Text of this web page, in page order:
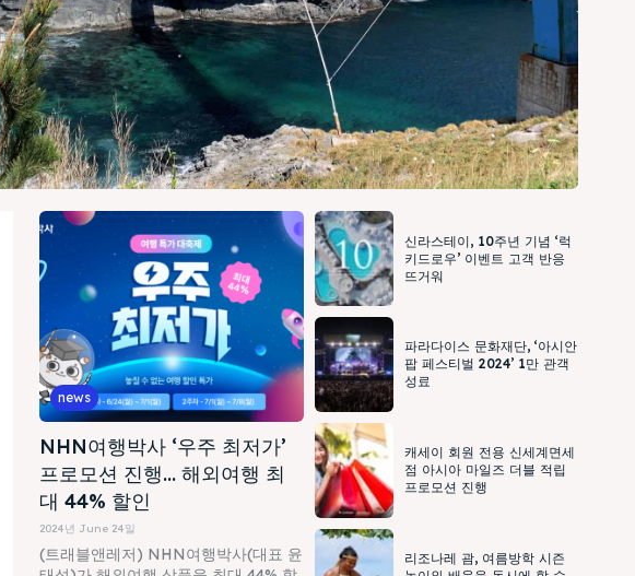
news
NHN여행박사 ‘우주 최저가’
프로모션 진행… 해외여행 최
대 44% 할인
2024년 June 24일
(트래블앤레저) NHN여행박사(대표 윤
신라스테이, 10주년 기념 ‘럭
키드로우’ 이벤트 고객 반응
뜨거워
파라다이스 문화재단, ‘아시안
팝 페스티벌 2024’ 1만 관객
성료
캐세이 회원 전용 신세계면세
점 아시아 마일즈 더블 적립
프로모션 진행
리조나레 괌, 여름방학 시즌